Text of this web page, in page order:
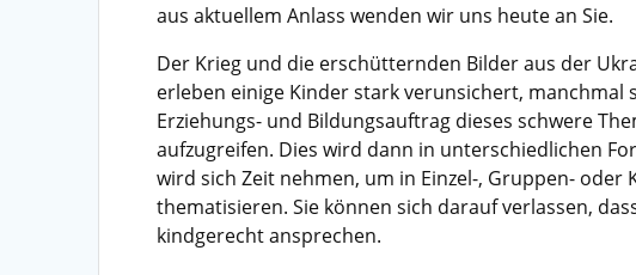
aus aktuellem Anlass wenden wir uns heute an Sie.
Der Krieg und die erschütternden Bilder aus der
erleben einige Kinder stark verunsichert, manchmal
Erziehungs- und Bildungsauftrag dieses schwere
aufzugreifen. Dies wird dann in unterschiedlichen
wird sich Zeit nehmen, um in Einzel-, Gruppen- oder
thematisieren. Sie können sich darauf verlassen,
kindgerecht ansprechen.